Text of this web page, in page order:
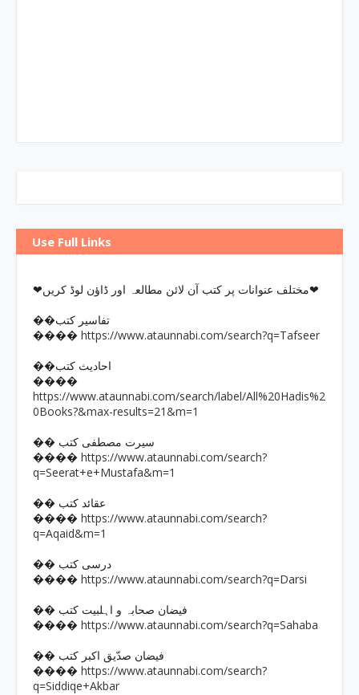
Use Full Links
❤مختلف عنوانات پر کتب آن لائن مطالعہ اور ڈاؤن لوڈ کریں❤
��تفاسیر کتب
���� https://www.ataunnabi.com/search?q=Tafseer
��احادیث کتب
����
https://www.ataunnabi.com/search/label/All%20Hadis%2
0Books?&max-results=21&m=1
�� سیرت مصطفی کتب
���� https://www.ataunnabi.com/search?
q=Seerat+e+Mustafa&m=1
�� عقائد کتب
���� https://www.ataunnabi.com/search?
q=Aqaid&m=1
�� درسی کتب
���� https://www.ataunnabi.com/search?q=Darsi
�� فیضان صحابہ و اہلبیت کتب
���� https://www.ataunnabi.com/search?q=Sahaba
�� فیضان صدّیق اکبر کتب
���� https://www.ataunnabi.com/search?
q=Siddiqe+Akbar